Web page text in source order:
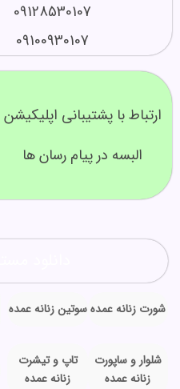
09128530107
09100930107
ارتباط با پشتیبانی اپلیکیشن
البسه در پیام رسان ها
شورت زنانه عمده سوتین زنانه عمده
شلوار و ساپورت
زنانه عمده
تاپ و تیشرت
زنانه عمده